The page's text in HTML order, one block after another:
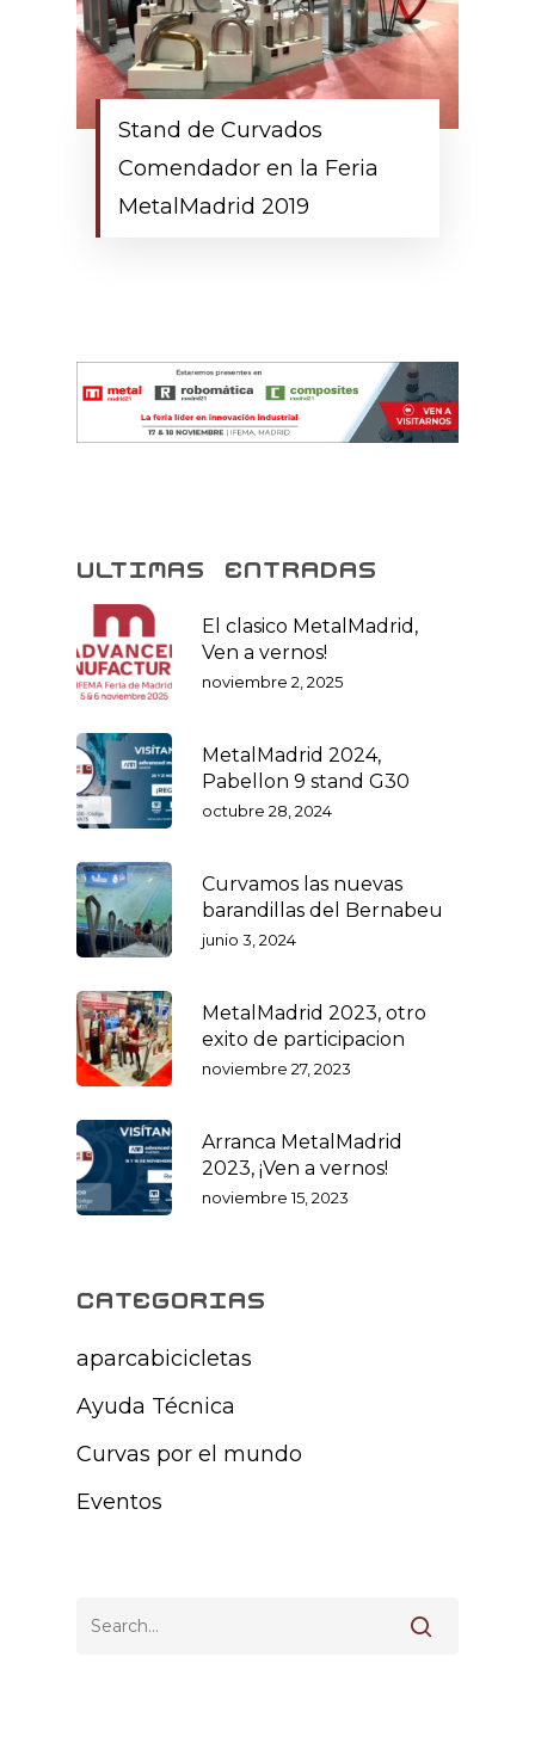
Stand de Curvados
Comendador en la Feria
MetalMadrid 2019
ultimas entradas
El clasico MetalMadrid,
Ven a vernos!
noviembre 2, 2025
MetalMadrid 2024,
Pabellon 9 stand G30
octubre 28, 2024
Curvamos las nuevas
barandillas del Bernabeu
junio 3, 2024
MetalMadrid 2023, otro
exito de participacion
noviembre 27, 2023
Arranca MetalMadrid
2023, ¡Ven a vernos!
noviembre 15, 2023
categorias
aparcabicicletas
Ayuda Técnica
Curvas por el mundo
Eventos